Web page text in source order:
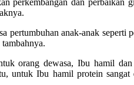
pertumbuhan anak-anak seperti
orang dewasa, Ibu hamil
untuk Ibu hamil protein sangat